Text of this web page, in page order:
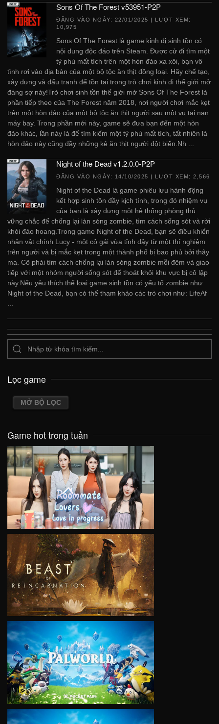
Sons Of The Forest v53951-P2P
ĐĂNG VÀO NGÀY: 22/01/2025 | LƯỢT XEM:
10,975
Sons Of The Forest là game kinh dị sinh tồn có
nội dung độc đáo trên Steam. Được cử đi tìm một
tỷ phú mất tích trên một hòn đảo xa xôi, bạn vô
tình rơi vào địa bàn của một bộ tộc ăn thịt đồng loại. Hãy chế tạo,
xây dựng và đấu tranh để tồn tại trong trò chơi kinh dị thế giới mở
đáng sợ này!Trò chơi sinh tồn thế giới mở Sons Of The Forest là
phần tiếp theo của The Forest năm 2018, nơi người chơi mắc kẹt
trên một hòn đảo của một bộ tộc ăn thịt người sau một vụ tai nạn
máy bay. Trong phần mới này, game sẽ đưa bạn đến một hòn
đảo khác, lần này là để tìm kiếm một tỷ phú mất tích, tất nhiên là
hòn đảo này cũng đầy những kẻ ăn thịt người đột biến.Nh ...
Night of the Dead v1.2.0.0-P2P
ĐĂNG VÀO NGÀY: 14/10/2025 | LƯỢT XEM: 2,566
Night of the Dead là game phiêu lưu hành động
kết hợp sinh tồn đầy kịch tính, trong đó nhiệm vụ
của bạn là xây dựng một hệ thống phòng thủ
vững chắc để chống lại làn sóng zombie, tìm cách sống sót và rời
khỏi đảo hoang.Trong game Night of the Dead, bạn sẽ điều khiển
nhân vật chính Lucy - một cô gái vừa tỉnh dậy từ một thí nghiệm
trên người và bị mắc kẹt trong một thành phố bị bao phủ bởi thây
ma. Cô phải tìm cách chống lại làn sóng zombie mỗi đêm và giao
tiếp với một nhóm người sống sót để thoát khỏi khu vực bị cô lập
này.Nếu yêu thích thể loại game sinh tồn có yếu tố zombie như
Night of the Dead, bạn có thể tham khảo các trò chơi như: LifeAf
Lọc game
MỞ BỘ LỌC
Game hot trong tuần
VIEW
VIEW
VIEW